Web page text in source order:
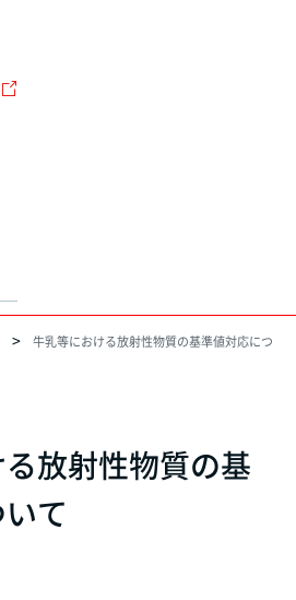
牛乳等における放射性物質の基準値対応につ
放射性物質の基
て